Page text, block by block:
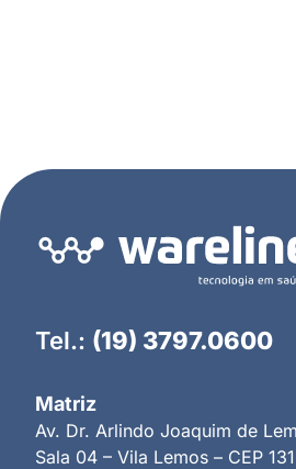
Tel.: (19) 3797.0600
Matriz
Av. Dr. Arlindo Joaquim de
Sala 04 – Vila Lemos – CEP